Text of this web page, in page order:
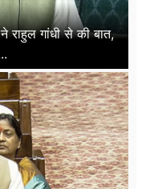
गांधी से की बात,